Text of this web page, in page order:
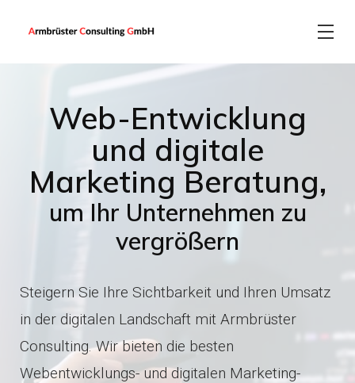
IT-Beratung
Software Entwicklung
Webentwicklung
Marketing
Hosting-Support
Magento
PrestaShop
Shopify
Shopware
XT Commerce
Web-Entwicklung
und digitale
Marketing Beratung,
um Ihr Unternehmen zu
vergrößern
Steigern Sie Ihre Sichtbarkeit und Ihren Umsatz
in der digitalen Landschaft mit Armbrüster
Consulting. Wir bieten die besten
Webentwicklungs- und digitalen Marketing-